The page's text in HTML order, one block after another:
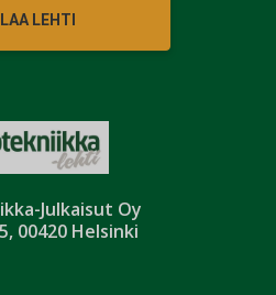
Julkaisut Oy
00420 Helsinki
LEHTI